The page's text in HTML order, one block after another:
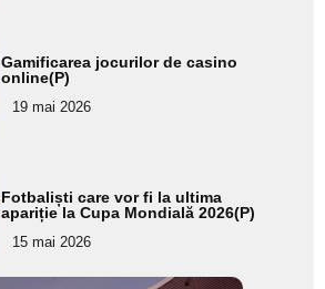
Gamificarea jocurilor de casino
online(P)
19 mai 2026
Fotbaliști care vor fi la ultima
apariție la Cupa Mondială 2026(P)
15 mai 2026